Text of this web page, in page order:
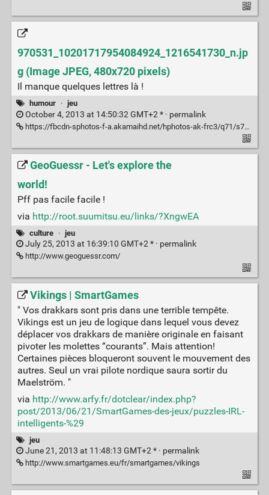
970531_10201717954084924_1216541730_n.jp
g (Image JPEG, 480x720 pixels)
Il manque quelques lettres là !
humour · jeu
October 4, 2013 at 14:50:32 GMT+2 * · permalink
https://fbcdn-sphotos-f-a.akamaihd.net/hphotos-ak-frc3/q71/s720x720/970531_10201717954084924_1216541730_n.jpg
GeoGuessr - Let's explore the
world!
Pff pas facile facile !
via http://root.suumitsu.eu/links/?XngwEA
culture · jeu
July 25, 2013 at 16:39:10 GMT+2 * · permalink
http://www.geoguessr.com/
Vikings | SmartGames
" Vos drakkars sont pris dans une terrible tempête.
Vikings est un jeu de logique dans lequel vous devez
déplacer vos drakkars de manière originale en faisant
pivoter les molettes “courants”. Mais attention!
Certaines pièces bloqueront souvent le mouvement des
autres. Seul un vrai pilote nordique saura sortir du
Maelström. "
via http://www.arfy.fr/dotclear/index.php?
post/2013/06/21/SmartGames-des-jeux/puzzles-IRL-
intelligents-%29
jeu
June 21, 2013 at 11:48:13 GMT+2 * · permalink
http://www.smartgames.eu/fr/smartgames/vikings